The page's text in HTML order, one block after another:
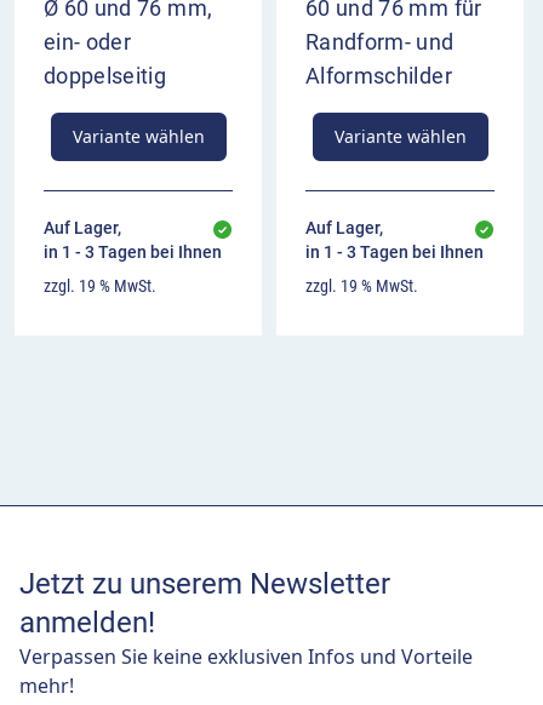
Ø 60 und 76 mm,
ein- oder
doppelseitig
Variante wählen
Auf Lager,
in 1 - 3 Tagen bei Ihnen
zzgl. 19 % MwSt.
60 und 76 mm für
Randform- und
Alformschilder
Variante wählen
Auf Lager,
in 1 - 3 Tagen bei Ihnen
zzgl. 19 % MwSt.
Jetzt zu unserem Newsletter
anmelden!
Verpassen Sie keine exklusiven Infos und Vorteile
mehr!